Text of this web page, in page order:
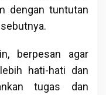
dengan tuntutan
berpesan agar
hati-hati dan
tugas dan